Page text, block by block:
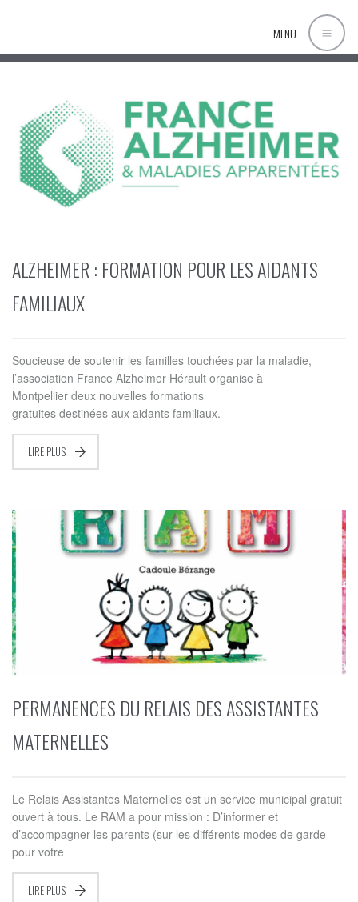
MENU
ALZHEIMER : FORMATION POUR LES AIDANTS
FAMILIAUX
Soucieuse de soutenir les familles touchées par la maladie,
l’association France Alzheimer Hérault organise à
Montpellier deux nouvelles formations
gratuites destinées aux aidants familiaux.
LIRE PLUS
PERMANENCES DU RELAIS DES ASSISTANTES
MATERNELLES
Le Relais Assistantes Maternelles est un service municipal gratuit
ouvert à tous. Le RAM a pour mission : D’informer et
d’accompagner les parents (sur les différents modes de garde
pour votre
LIRE PLUS